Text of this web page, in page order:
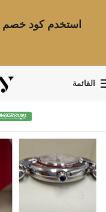
استخدم كود خصم
القائمة